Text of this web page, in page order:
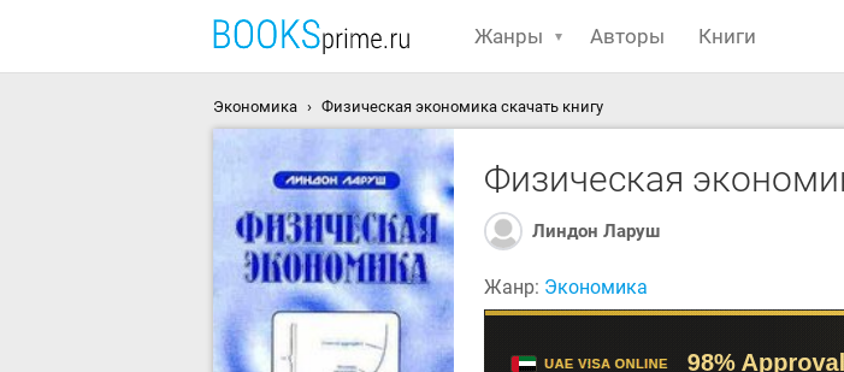
Жанры Авторы Книги
Экономика Физическая экономика скачать книгу
Физическая
Линдон Ларуш
Жанр: Экономика